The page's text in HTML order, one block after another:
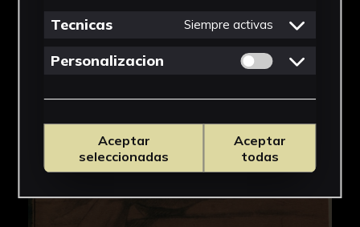
Tecnicas Siempre activas
Personalizacion Permitir cookies
Aceptar
seleccionadas
Aceptar
todas